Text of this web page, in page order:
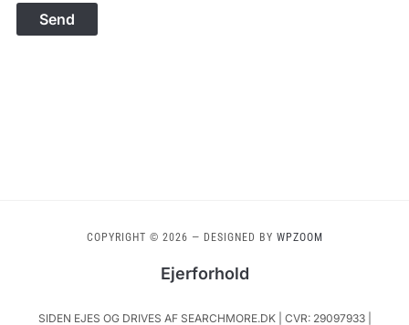
COPYRIGHT © 2026 — DESIGNED BY WPZOOM
Ejerforhold
SIDEN EJES OG DRIVES AF SEARCHMORE.DK | CVR: 29097933 |